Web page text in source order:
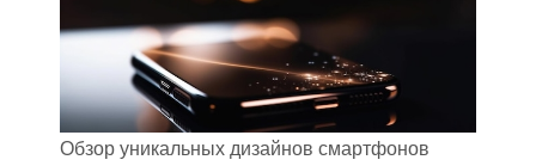
Обзор уникальных дизайнов смартфонов